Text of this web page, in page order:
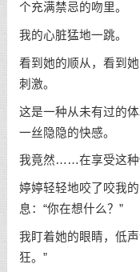
个充满禁忌的吻里。
我的心脏猛地一跳。
看到她的顺从，看到
刺激。
这是一种从未有过的
一丝隐隐的快感。
我竟然……在享受这种
婷婷轻轻地咬了咬我
息：“你在想什么？”
我盯着她的眼睛，低
狂。”